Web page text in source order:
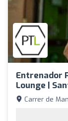
Entrenador
Lounge |
Carrer de